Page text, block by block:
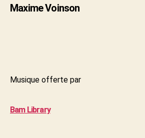
Maxime Voinson
Musique offerte par
Bam Library